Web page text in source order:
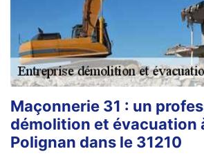
Maçonnerie 31 : un
démolition et évacuation
Polignan dans le 31210